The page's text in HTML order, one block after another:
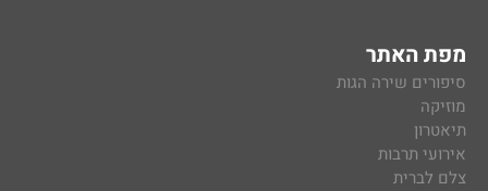
מפת האתר
סיפורים שירה הגות
מוזיקה
תיאטרון
אירועי תרבות
צלם לברית